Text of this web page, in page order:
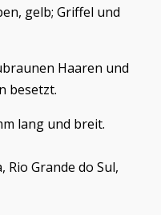
gelb; Griffel und
Haaren und
besetzt.
lang und breit.
Rio Grande do Sul,